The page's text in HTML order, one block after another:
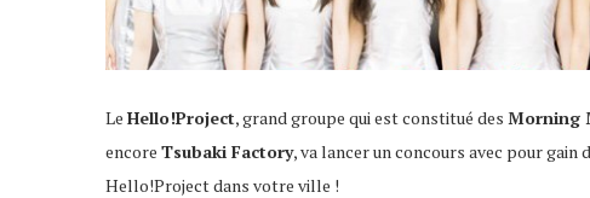
Le Hello!Project, grand groupe qui est constitué des Morning
encore Tsubaki Factory, va lancer un concours avec pour gain
Hello!Project dans votre ville !